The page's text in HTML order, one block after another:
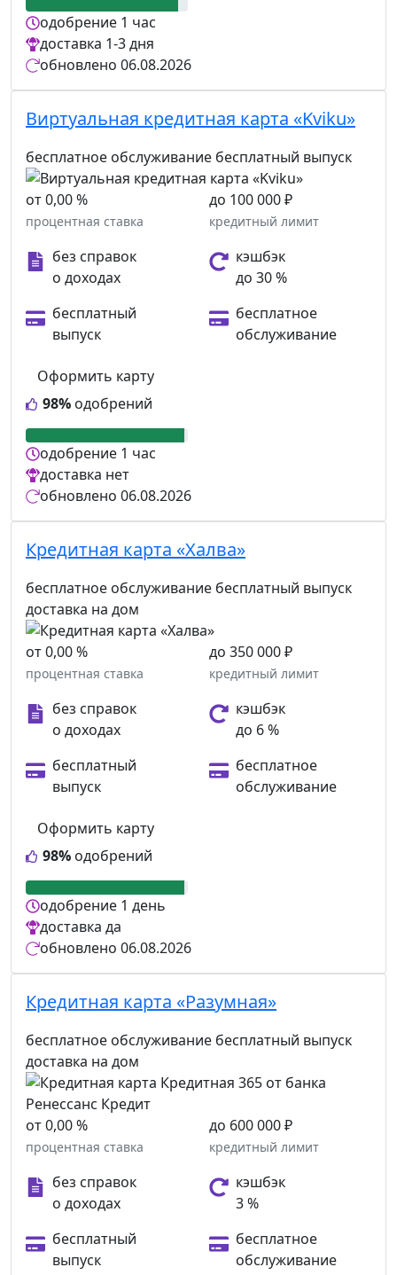
одобрение 1 час
доставка 1-3 дня
обновлено 06.08.2026
Виртуальная кредитная карта «Kviku»
бесплатное обслуживание бесплатный выпуск
от 0,00 %
процентная ставка
до 100 000 ₽
кредитный лимит
без справок
о доходах
кэшбэк
до 30 %
бесплатный
выпуск
бесплатное
обслуживание
98% одобрений
Оформить карту
одобрение 1 час
доставка нет
обновлено 06.08.2026
Кредитная карта «Халва»
бесплатное обслуживание бесплатный выпуск
доставка на дом
от 0,00 %
процентная ставка
до 350 000 ₽
кредитный лимит
без справок
о доходах
кэшбэк
до 6 %
бесплатный
выпуск
бесплатное
обслуживание
98% одобрений
Оформить карту
одобрение 1 день
доставка да
обновлено 06.08.2026
Кредитная карта «Разумная»
бесплатное обслуживание бесплатный выпуск
доставка на дом
от 0,00 %
процентная ставка
до 600 000 ₽
кредитный лимит
без справок
о доходах
кэшбэк
3 %
бесплатный
выпуск
бесплатное
обслуживание